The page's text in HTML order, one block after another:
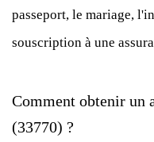
passeport, le mariage,
souscription à une
Comment obtenir un
(33770) ?